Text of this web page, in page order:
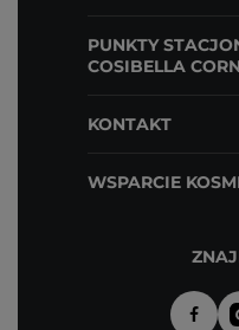
PUNKTY
COSIBELLA
KONTAKT
WSPARCIE